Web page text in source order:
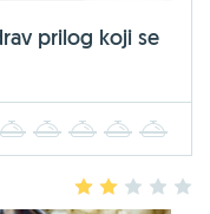
prilog koji se
2 3 4
2 3 4